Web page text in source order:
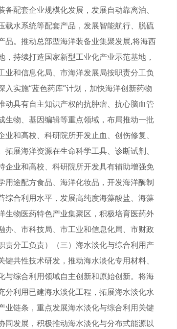
配套企业规模化发展，发展自动靠离泊、
载水系统等配套产品，发展智能航行、脱硫
品。推动总部型海洋装备业集聚发展,将海西
持续打造国家新型工业化产业示范基地，
和信息化局、市海洋发展局按职责分工负
实施“蓝色药库”计划，加快海洋创新药物
具有自主知识产权的抗肿瘤、抗心脑血管
生物、基因编辑等重点领域，布局推动一批
和高校、科研院所开发止血、创伤修复、
展海洋资源在生命科学工具、诊断试剂、
企业和高校、科研院所开发具有辅助增强免
途配方食品、海洋化妆品，开发海洋酶制
综合利用水平，发展高纯度海藻酸盐、海藻
生物医药特色产业集聚区，积极培育医药外
、市科技局、市工业和信息化局、市财政
责分工负责）（三）海水淡化与综合利用产
共性技术研发，推动海水淡化专用材料、
与综合利用领域自主创新和原始创新。将海
利用已建海水淡化工程，拓展海水淡化水
业链条，重点发展海水淡化与综合利用关键
发展，积极推动海水淡化与分布式能源以